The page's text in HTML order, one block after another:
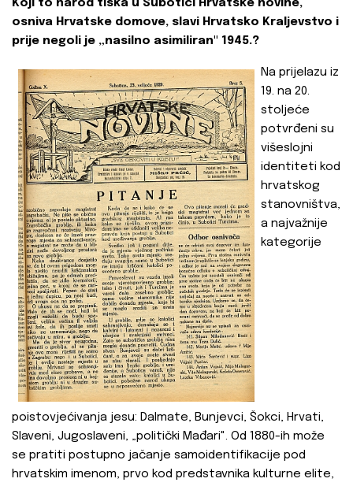
Koji to narod tiska u Subotici Hrvatske novine,
osniva Hrvatske domove, slavi Hrvatsko Kraljevstvo i
prije negoli je „nasilno asimiliran" 1945.?
Na prijelazu iz
19. na 20.
stoljeće
potvrđeni su
višeslojni
identiteti kod
hrvatskog
stanovništva,
a najvažnije
kategorije
poistovjećivanja jesu: Dalmate, Bunjevci, Šokci, Hrvati,
Slaveni, Jugoslaveni, „politički Mađari". Od 1880-ih može
se pratiti postupno jačanje samoidentifikacije pod
hrvatskim imenom, prvo kod predstavnika kulturne elite,